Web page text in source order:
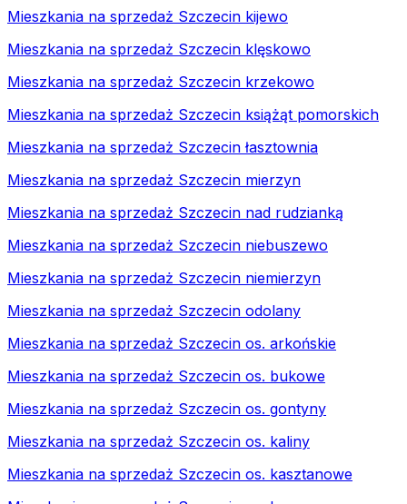
Mieszkania na sprzedaż Szczecin kijewo
Mieszkania na sprzedaż Szczecin klęskowo
Mieszkania na sprzedaż Szczecin krzekowo
Mieszkania na sprzedaż Szczecin książąt pomorskich
Mieszkania na sprzedaż Szczecin łasztownia
Mieszkania na sprzedaż Szczecin mierzyn
Mieszkania na sprzedaż Szczecin nad rudzianką
Mieszkania na sprzedaż Szczecin niebuszewo
Mieszkania na sprzedaż Szczecin niemierzyn
Mieszkania na sprzedaż Szczecin odolany
Mieszkania na sprzedaż Szczecin os. arkońskie
Mieszkania na sprzedaż Szczecin os. bukowe
Mieszkania na sprzedaż Szczecin os. gontyny
Mieszkania na sprzedaż Szczecin os. kaliny
Mieszkania na sprzedaż Szczecin os. kasztanowe